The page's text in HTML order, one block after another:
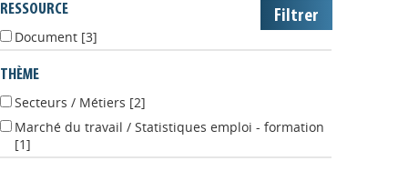
RESSOURCE
Document [3]
THÈME
Secteurs / Métiers [2]
Marché du travail / Statistiques emploi - formation
[1]